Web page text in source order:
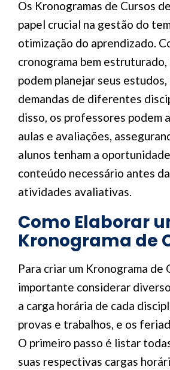
Os Kronogramas de Cursos
papel crucial na gestão do
otimização do aprendizado.
cronograma bem estruturado,
podem planejar seus
demandas de diferentes
disso, os professores podem
aulas e avaliações,
alunos tenham a
conteúdo necessário antes
atividades avaliativas.
Como Elaborar
Kronograma de
Para criar um Kronograma de
importante considerar
a carga horária de cada
provas e trabalhos, e os
O primeiro passo é listar
suas respectivas cargas